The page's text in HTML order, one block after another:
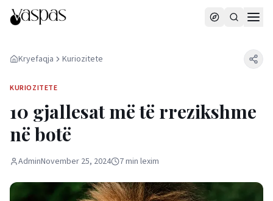
Kryefaqja Kuriozitete
KURIOZITETE
10 gjallesat më të rrezikshme
në botë
AdminNovember 25, 2024 7min lexim